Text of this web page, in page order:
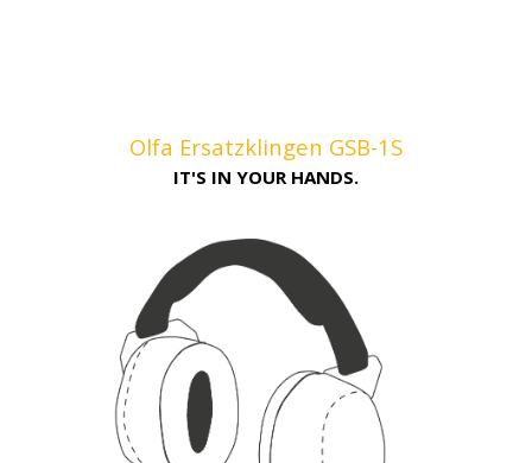
Olfa Ersatzklingen GSB-1S
IT'S IN YOUR HANDS.